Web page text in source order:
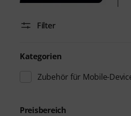
Filter
Kategorien
Zubehör für Mobile-
Preisbereich